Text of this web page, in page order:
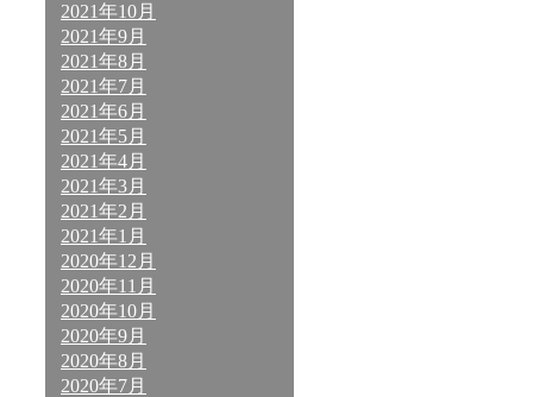
2021年10月
2021年9月
2021年8月
2021年7月
2021年6月
2021年5月
2021年4月
2021年3月
2021年2月
2021年1月
2020年12月
2020年11月
2020年10月
2020年9月
2020年8月
2020年7月